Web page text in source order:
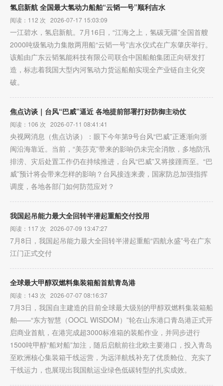
氢启新航 全国最大氢动力船舶“云韬一号”顺利吉水
阅读：112 次 2026-07-17 15:03:09
一江碧水，氢启新航。7月16日，“江海之上，氢碳无疆”全国首艘
2000吨级氢动力集散两用船“云韬一号”吉水仪式在广东肇庆举行。
该船由广东云韬氢能科技有限公司联合中国船舶集团正向研发打
造，标志着我国大型内河氢动力货运船舶实现全产业链自主化突
破。
焦点访谈｜台风“巴威”逼近 各地提前部署打好防御主动仗
阅读：106 次 2026-07-11 08:41:41
央视网消息（焦点访谈）：眼下今年第9号台风“巴威”正逐渐向浙
闽沿海靠近。当前，“美莎克”带来的影响仍未完全消散，多地防汛
排涝、灾后处置工作仍在持续推进，台风“巴威”又将接踵而至。“巴
威”预计将会带来怎样的影响？台风接连来袭，国家防总加强指挥
调度，各地各部门如何防范应对？
我国起吊能力最大全回转半潜起重船交付投用
阅读：117 次 2026-07-09 13:47:27
7月8日，我国起吊能力最大全回转半潜起重船“四航永盛”号在广东
江门正式交付
全球最大甲醇双燃料集装箱船首航青岛港
阅读：143 次 2026-07-07 08:16:37
7月3日，我国自主建造的目前全球最大级别的甲醇双燃料集装箱船
舶——“东方智慧（OOCL WISDOM）”轮在山东港口青岛港正式开
启商业首航，在港完成超3000标准箱的装船作业，并同步进行
1500吨甲醇“船对船”加注，随后启航前往北欧主要港口，投入青岛
至欧洲核心集装箱干线运营，为远洋航线补充了优质舱位、充实了
干线运力，也展现出我国航运业绿色低碳转型的扎实成效。